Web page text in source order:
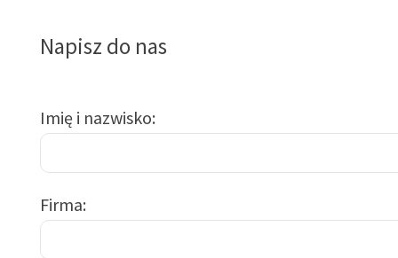
Napisz do nas
Imię i nazwisko
Firma